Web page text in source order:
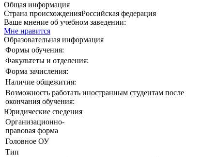
Общая информация
Страна происхожденияРоссийская федерация
Ваше мнение об учебном заведении:
Мне нравится
Образовательная информация
Формы обучения:
Факультеты и отделения:
Форма зачисления:
Наличие общежития:
Возможность работать иностранным студентам после
окончания обучения:
Юридические сведения
Организационно-
правовая форма
Головное ОУ
Тип